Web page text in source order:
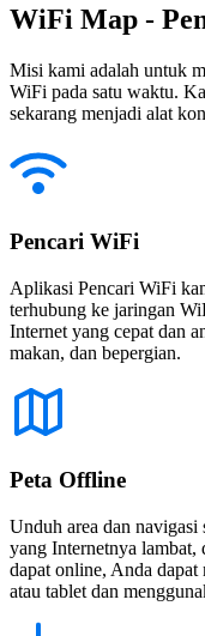
WiFi Map -
Misi kami adalah untuk
WiFi pada satu waktu.
sekarang menjadi alat
Pencari WiFi
Aplikasi Pencari WiFi
terhubung ke jaringan
Internet yang cepat dan
makan, dan bepergian.
Peta Offline
Unduh area dan
yang Internetnya lambat,
dapat online, Anda dapat
atau tablet dan